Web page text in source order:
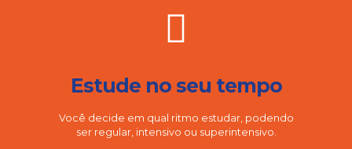
Estude no seu tempo
Você decide em qual ritmo estudar, podendo
ser regular, intensivo ou superintensivo.